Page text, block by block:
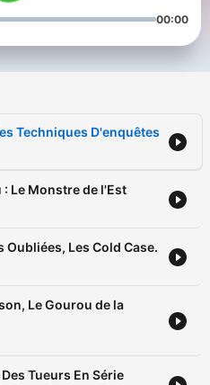
00:00
Techniques D'enquêtes
Le Monstre de l'Est
Les Cold Case.
Le Gourou de la
Tueurs En Série